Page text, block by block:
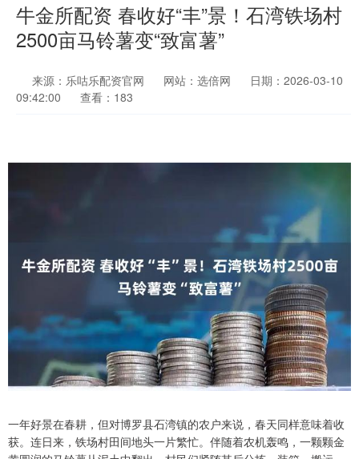
牛金所配资 春收好“丰”景！石湾铁场村
2500亩马铃薯变“致富薯”
来源：乐咕乐配资官网 网站：选倍网
日期：2026-03-10
09:42:00
查看：183
一年好景在春耕，但对博罗县石湾镇的农户来说，春天同样意味着收
获。连日来，铁场村田间地头一片繁忙。伴随着农机轰鸣，一颗颗金